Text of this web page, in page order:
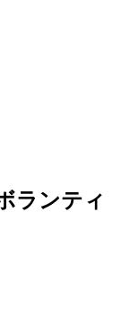
ランティ